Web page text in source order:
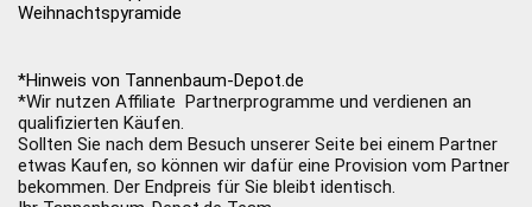
Weihnachtspyramide
*Hinweis von Tannenbaum-Depot.de
*Wir nutzen Affiliate Partnerprogramme und verdienen an
qualifizierten Käufen.
Sollten Sie nach dem Besuch unserer Seite bei einem Partner
etwas Kaufen, so können wir dafür eine Provision vom Partner
bekommen. Der Endpreis für Sie bleibt identisch.